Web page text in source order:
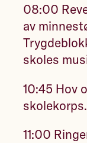
08:00
av
skoles
10:45 Hov
skolekorps.
11:00